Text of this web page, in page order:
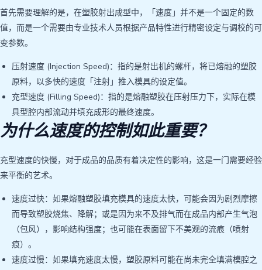
首先需要理解的是，在塑胶射出成型中，「速度」并不是一个固定的数
值，而是一个需要由专业技术人员根据产品特性进行精密设定与调校的可
变参数。
压射速度 (Injection Speed)：指的是射出机的螺杆，将已熔融的塑胶
原料，以多快的速度「注射」推入模具的设定值。
充型速度 (Filling Speed)：指的是熔融塑胶在压射压力下，实际在模
具型腔内部流动并填充成形的最终速度。
为什么速度的控制如此重要？
充型速度的快慢，对于成品的品质有着决定性的影响，这是一门需要经验
来平衡的艺术。
速度过快：如果熔融塑胶填充模具的速度太快，可能会因为剧烈摩擦
而导致塑胶烧焦、降解；或是因为来不及排气而在成品内部产生气泡
（包风），影响结构强度；也可能在表面留下不美观的流痕（喷射
痕）。
速度过慢：如果填充速度太慢，塑胶原料可能在尚未完全填满模腔之